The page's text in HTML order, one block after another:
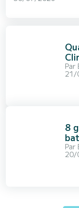
Par
21/
8
Par
20/